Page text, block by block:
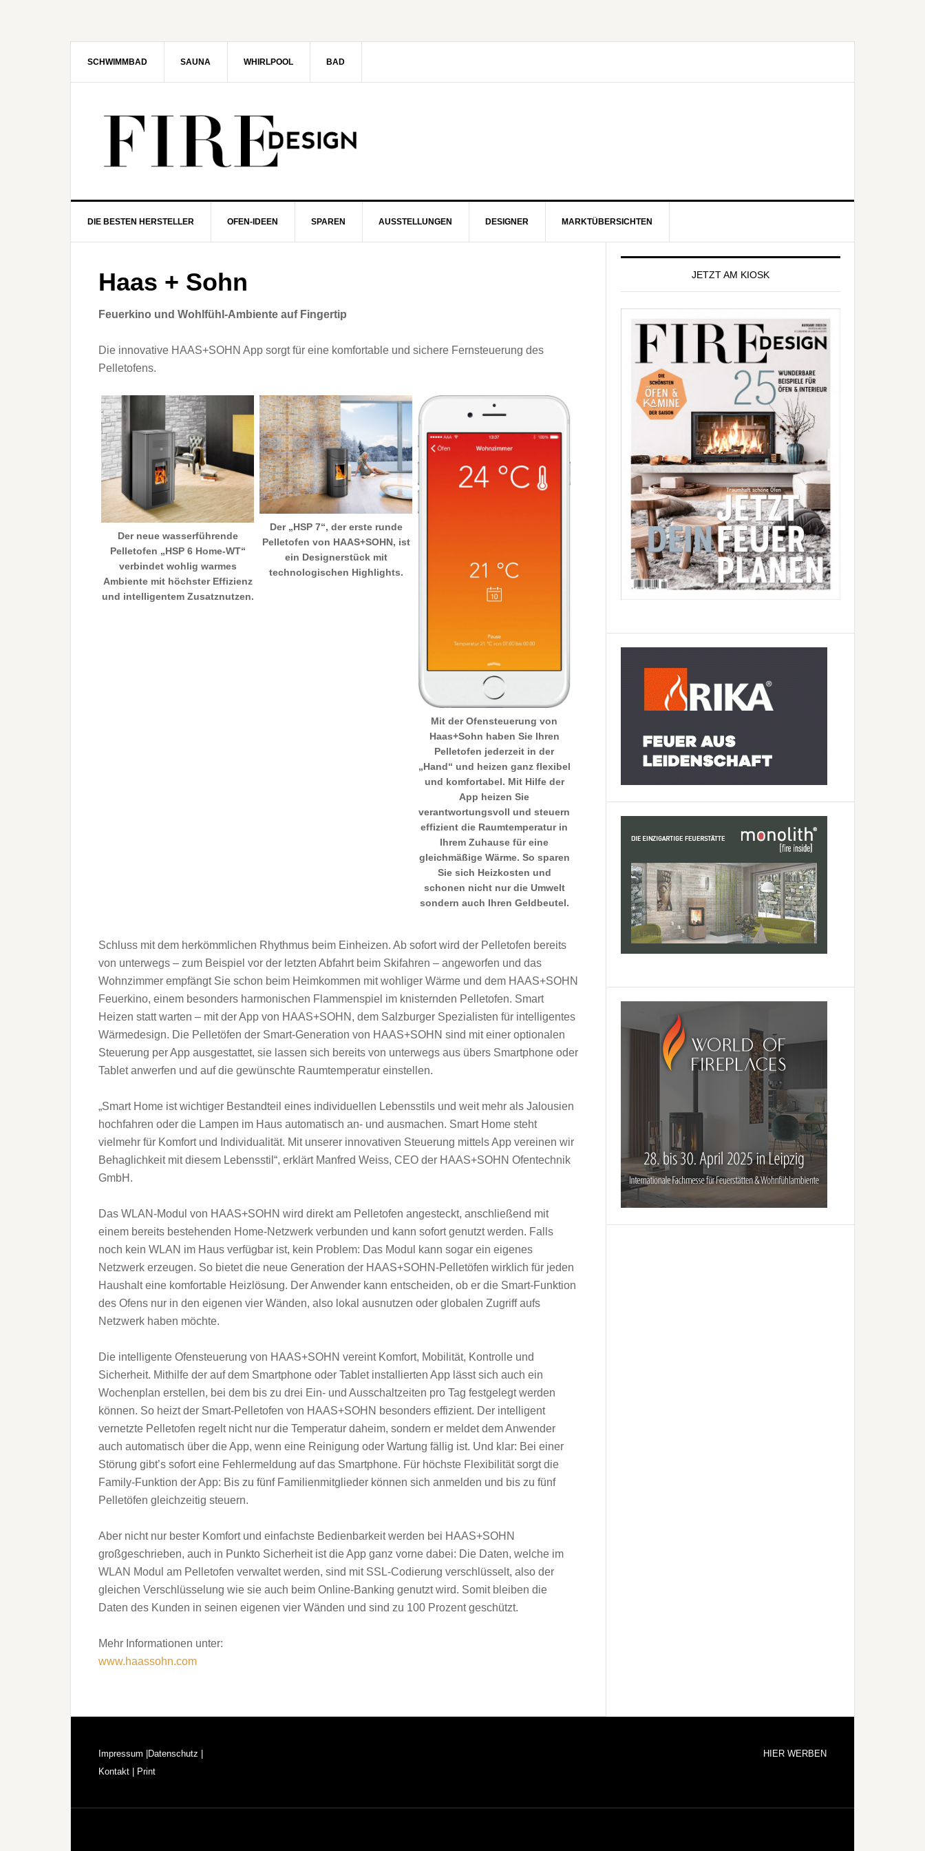
SCHWIMMBAD SAUNA WHIRLPOOL BAD
DIE BESTEN HERSTELLER OFEN-IDEEN SPAREN AUSSTELLUNGEN DESIGNER MARKTÜBERSICHTEN
Haas + Sohn
Feuerkino und Wohlfühl-Ambiente auf Fingertip
Die innovative HAAS+SOHN App sorgt für eine komfortable und sichere Fernsteuerung des
Pelletofens.
Der neue wasserführende
Pelletofen „HSP 6 Home-WT“
verbindet wohlig warmes
Ambiente mit höchster Effizienz
und intelligentem Zusatznutzen.
Der „HSP 7“, der erste runde
Pelletofen von HAAS+SOHN, ist
ein Designerstück mit
technologischen Highlights.
Mit der Ofensteuerung von
Haas+Sohn haben Sie Ihren
Pelletofen jederzeit in der
„Hand“ und heizen ganz flexibel
und komfortabel. Mit Hilfe der
App heizen Sie
verantwortungsvoll und steuern
effizient die Raumtemperatur in
Ihrem Zuhause für eine
gleichmäßige Wärme. So sparen
Sie sich Heizkosten und
schonen nicht nur die Umwelt
sondern auch Ihren Geldbeutel.
Schluss mit dem herkömmlichen Rhythmus beim Einheizen. Ab sofort wird der Pelletofen bereits
von unterwegs – zum Beispiel vor der letzten Abfahrt beim Skifahren – angeworfen und das
Wohnzimmer empfängt Sie schon beim Heimkommen mit wohliger Wärme und dem HAAS+SOHN
Feuerkino, einem besonders harmonischen Flammenspiel im knisternden Pelletofen. Smart
Heizen statt warten – mit der App von HAAS+SOHN, dem Salzburger Spezialisten für intelligentes
Wärmedesign. Die Pelletöfen der Smart-Generation von HAAS+SOHN sind mit einer optionalen
Steuerung per App ausgestattet, sie lassen sich bereits von unterwegs aus übers Smartphone oder
Tablet anwerfen und auf die gewünschte Raumtemperatur einstellen.
„Smart Home ist wichtiger Bestandteil eines individuellen Lebensstils und weit mehr als Jalousien
hochfahren oder die Lampen im Haus automatisch an- und ausmachen. Smart Home steht
vielmehr für Komfort und Individualität. Mit unserer innovativen Steuerung mittels App vereinen wir
Behaglichkeit mit diesem Lebensstil“, erklärt Manfred Weiss, CEO der HAAS+SOHN Ofentechnik
GmbH.
Das WLAN-Modul von HAAS+SOHN wird direkt am Pelletofen angesteckt, anschließend mit
einem bereits bestehenden Home-Netzwerk verbunden und kann sofort genutzt werden. Falls
noch kein WLAN im Haus verfügbar ist, kein Problem: Das Modul kann sogar ein eigenes
Netzwerk erzeugen. So bietet die neue Generation der HAAS+SOHN-Pelletöfen wirklich für jeden
Haushalt eine komfortable Heizlösung. Der Anwender kann entscheiden, ob er die Smart-Funktion
des Ofens nur in den eigenen vier Wänden, also lokal ausnutzen oder globalen Zugriff aufs
Netzwerk haben möchte.
Die intelligente Ofensteuerung von HAAS+SOHN vereint Komfort, Mobilität, Kontrolle und
Sicherheit. Mithilfe der auf dem Smartphone oder Tablet installierten App lässt sich auch ein
Wochenplan erstellen, bei dem bis zu drei Ein- und Ausschaltzeiten pro Tag festgelegt werden
können. So heizt der Smart-Pelletofen von HAAS+SOHN besonders effizient. Der intelligent
vernetzte Pelletofen regelt nicht nur die Temperatur daheim, sondern er meldet dem Anwender
auch automatisch über die App, wenn eine Reinigung oder Wartung fällig ist. Und klar: Bei einer
Störung gibt’s sofort eine Fehlermeldung auf das Smartphone. Für höchste Flexibilität sorgt die
Family-Funktion der App: Bis zu fünf Familienmitglieder können sich anmelden und bis zu fünf
Pelletöfen gleichzeitig steuern.
Aber nicht nur bester Komfort und einfachste Bedienbarkeit werden bei HAAS+SOHN
großgeschrieben, auch in Punkto Sicherheit ist die App ganz vorne dabei: Die Daten, welche im
WLAN Modul am Pelletofen verwaltet werden, sind mit SSL-Codierung verschlüsselt, also der
gleichen Verschlüsselung wie sie auch beim Online-Banking genutzt wird. Somit bleiben die
Daten des Kunden in seinen eigenen vier Wänden und sind zu 100 Prozent geschützt.
Mehr Informationen unter:
www.haassohn.com
Seitenspalte
JETZT AM KIOSK
Footer
Impressum |Datenschutz |
Kontakt | Print
HIER WERBEN